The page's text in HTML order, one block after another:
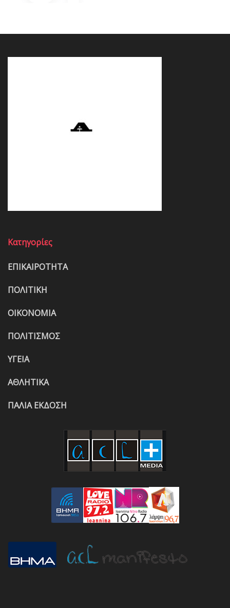
Κατηγορίες
ΕΠΙΚΑΙΡΟΤΗΤΑ
ΠΟΛΙΤΙΚΗ
ΟΙΚΟΝΟΜΙΑ
ΠΟΛΙΤΙΣΜΟΣ
ΥΓΕΙΑ
ΑΘΛΗΤΙΚΑ
ΠΑΛΙΑ ΕΚΔΟΣΗ